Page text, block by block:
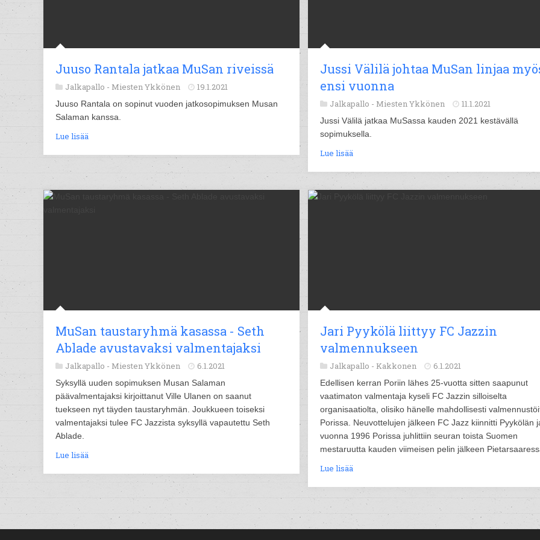
Juuso Rantala jatkaa MuSan riveissä
Jalkapallo - Miesten Ykkönen 19.1.2021
Juuso Rantala on sopinut vuoden jatkosopimuksen Musan
Salaman kanssa.
Lue lisää
Jussi Välilä johtaa MuSan linjaa
ensi vuonna
Jalkapallo - Miesten Ykkönen 11.1.2021
Jussi Välilä jatkaa MuSassa kauden 2021 kestävällä
sopimuksella.
Lue lisää
MuSan taustaryhmä kasassa - Seth
Ablade avustavaksi valmentajaksi
Jalkapallo - Miesten Ykkönen 6.1.2021
Syksyllä uuden sopimuksen Musan Salaman
päävalmentajaksi kirjoittanut Ville Ulanen on saanut
tuekseen nyt täyden taustaryhmän. Joukkueen toiseksi
valmentajaksi tulee FC Jazzista syksyllä vapautettu Seth
Ablade.
Lue lisää
Jari Pyykölä liittyy FC Jazzin
valmennukseen
Jalkapallo - Kakkonen 6.1.2021
Edellisen kerran Poriin lähes 25-vuotta sitten saapunut
vaatimaton valmentaja kyseli FC Jazzin silloiselta
organisaatiolta, olisiko hänelle mahdollisesti
Porissa. Neuvottelujen jälkeen FC Jazz kiinnitti Pyykölän
vuonna 1996 Porissa juhlittiin seuran toista Suomen
mestaruutta kauden viimeisen pelin jälkeen
Lue lisää